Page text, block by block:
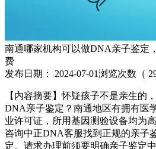
南通哪家机构可以做DNA亲子鉴定
费
发布日期：
2024-07-01浏览次数（
【内容摘要】怀疑孩子不是亲生的
DNA亲子鉴定？南通地区有拥有医
业许可证，所用基因测验设备均为
咨询中正DNA客服找到正规的亲子
定。请求办理前须要明确亲子鉴定